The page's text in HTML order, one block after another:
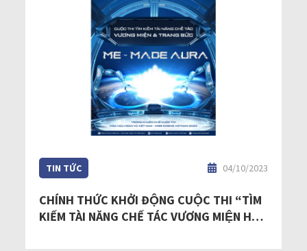
TIN TỨC 04/10/2023
CHÍNH THỨC KHỞI ĐỘNG CUỘC THI “TÌM
KIẾM TÀI NĂNG CHẾ TÁC VƯƠNG MIỆN HOA